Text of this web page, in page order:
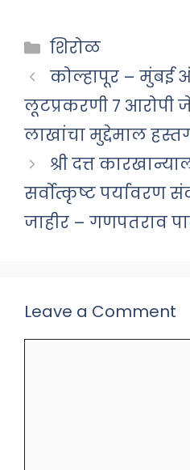
Categories
शिरोळ
कोल्हापूर – मुंबई
लूटप्रकरणी ७ आरोपी
लाखांचा मुद्देमाल
श्री दत्त
सर्वोत्कृष्ट पर्यावरण
जाहीर – गणपतराव
Leave a Comment